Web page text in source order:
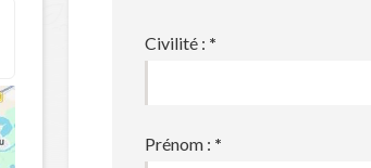
Civilité : *
Prénom : *